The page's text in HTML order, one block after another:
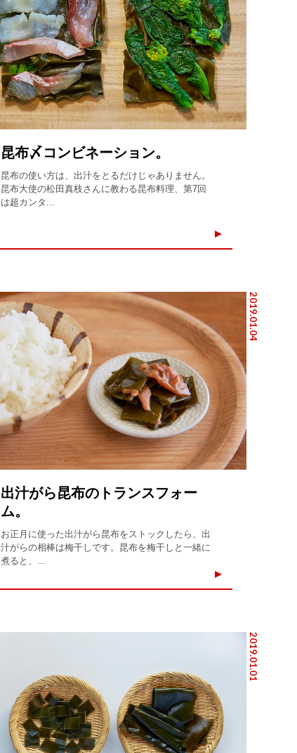
昆布〆コンビネーション。
昆布の使い方は、出汁をとるだけじゃありません。
昆布大使の松田真枝さんに教わる昆布料理、第7回
は超カンタ...
2019.01.04
出汁がら昆布のトランスフォー
ム。
お正月に使った出汁がら昆布をストックしたら、出
汁がらの相棒は梅干しです。昆布を梅干しと一緒に
煮ると、...
2019.01.01